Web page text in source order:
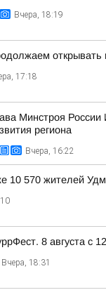
Вчера, 18:19
открывать
17:18
Минстроя России
региона
Вчера, 16:22
10 570 жителей
8 августа с
Вчера, 18:31